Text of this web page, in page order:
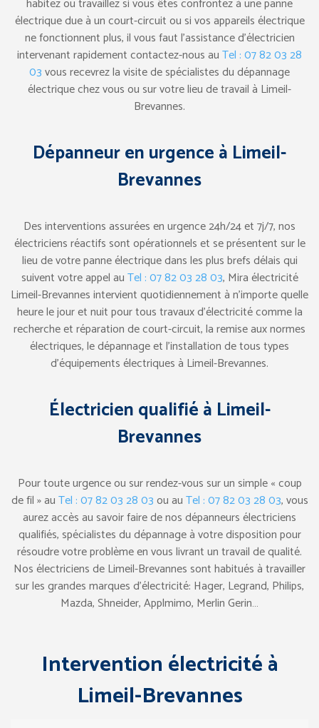
habitez ou travaillez si vous êtes confrontez à une panne
électrique due à un court-circuit ou si vos appareils électrique
ne fonctionnent plus, il vous faut l’assistance d’électricien
intervenant rapidement contactez-nous auTel : 07 82 03 28
03vous recevrez la visite de spécialistes du dépannage
électrique chez vous ou sur votre lieu de travail à Limeil-
Brevannes.
Dépanneur en urgence à Limeil-
Brevannes
Des interventions assurées en urgence 24h/24 et 7j/7, nos
électriciens réactifs sont opérationnels et se présentent sur le
lieu de votre panne électrique dans les plus brefs délais qui
suivent votre appel auTel : 07 82 03 28 03, Mira électricité
Limeil-Brevannes intervient quotidiennement à n’importe quelle
heure le jour et nuit pour tous travaux d’électricité comme la
recherche et réparation de court-circuit, la remise aux normes
électriques, le dépannage et l’installation de tous types
d’équipements électriques à Limeil-Brevannes.
Électricien qualifié à Limeil-
Brevannes
Pour toute urgence ou sur rendez-vous sur un simple « coup
de fil » auTel : 07 82 03 28 03ou auTel : 07 82 03 28 03, vous
aurez accès au savoir faire de nos dépanneurs électriciens
qualifiés, spécialistes du dépannage à votre disposition pour
résoudre votre problème en vous livrant un travail de qualité.
Nos électriciens de Limeil-Brevannes sont habitués à travailler
sur les grandes marques d’électricité: Hager, Legrand, Philips,
Mazda, Shneider, Applmimo, Merlin Gerin…
Intervention électricité à
Limeil-Brevannes